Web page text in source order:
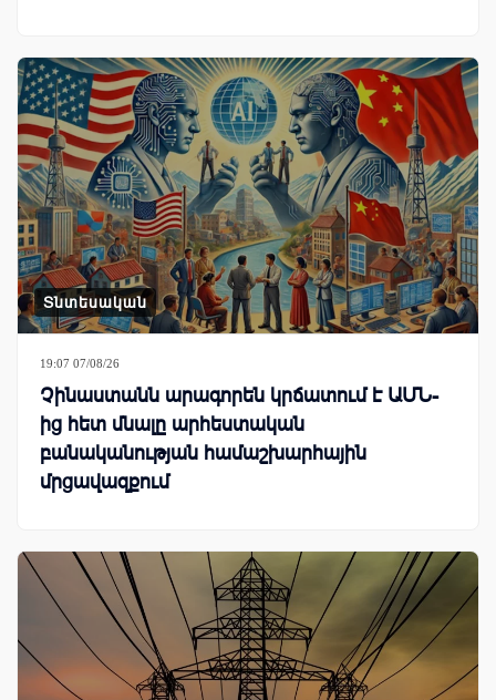
Տնտեսական
19:07 07/08/26
Չինաստանն արագորեն կրճատում է ԱՄՆ-
ից հետ մնալը արհեստական
բանականության համաշխարհային
մրցավազքում